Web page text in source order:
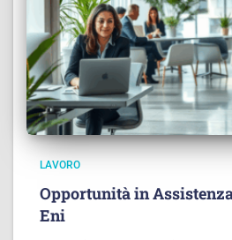
LAVORO
Opportunità in
Eni